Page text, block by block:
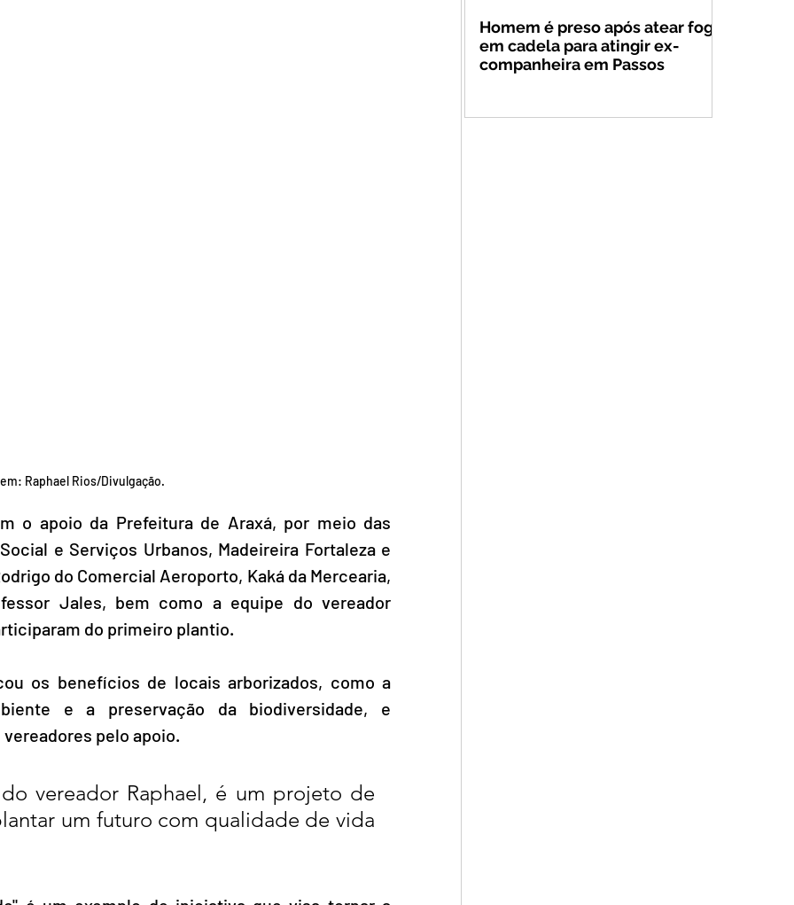
Raphael Rios/Divulgação.
o apoio da Prefeitura de Araxá, por meio das
e Serviços Urbanos, Madeireira Fortaleza e
do Comercial Aeroporto, Kaká da Mercearia,
Jales, bem como a equipe do vereador
do primeiro plantio.
os benefícios de locais arborizados, como a
e a preservação da biodiversidade, e
pelo apoio.
vereador Raphael, é um projeto de
um futuro com qualidade de vida
Homem é preso após atear fogo
em cadela para atingir ex-
companheira em Passos